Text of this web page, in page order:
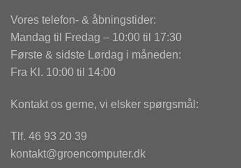
Vores telefon- & åbningstider:
Mandag til Fredag – 10:00 til 17:30
Første & sidste Lørdag i måneden:
Fra Kl. 10:00 til 14:00
Kontakt os gerne, vi elsker spørgsmål:
Tlf. 46 93 20 39
kontakt@groencomputer.dk